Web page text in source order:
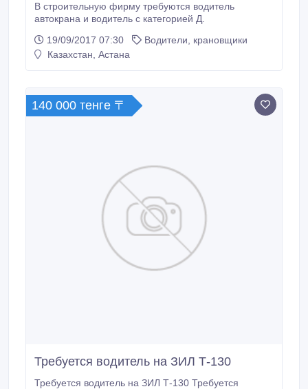
В строительную фирму требуются водитель
автокрана и водитель с категорией Д.
19/09/2017 07:30
Водители, крановщики
Казахстан, Астана
140 000 тенге 〒
Требуется водитель на ЗИЛ Т-130
Требуется водитель на ЗИЛ Т-130 Требуется